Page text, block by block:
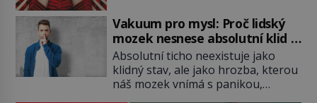
však ukazují, že kvantový svět
funguje jinak, než […]
vznikají ty nejpodivnější optické
iluze? Soustřeď se na to hlavní!
TROXLERŮV EFEKT Náš mozek
zvládne zpracovat hodně informací.
Všechny na světě ale nikoliv, musí
si vybírat! Jak to dělá? Když se […]
Vakuum pro mysl: Proč lidský
mozek nesnese absolutní klid a
začne si vymýšlet horory
Absolutní ticho neexistuje jako
klidný stav, ale jako hrozba, kterou
náš mozek vnímá s panikou,